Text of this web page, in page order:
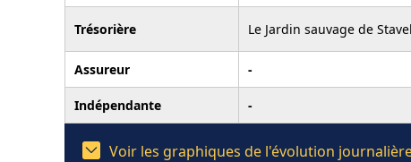
Trésorière Le Jardin sauvage de
Assureur -
Indépendante -
Voir les graphiques de l'évolution